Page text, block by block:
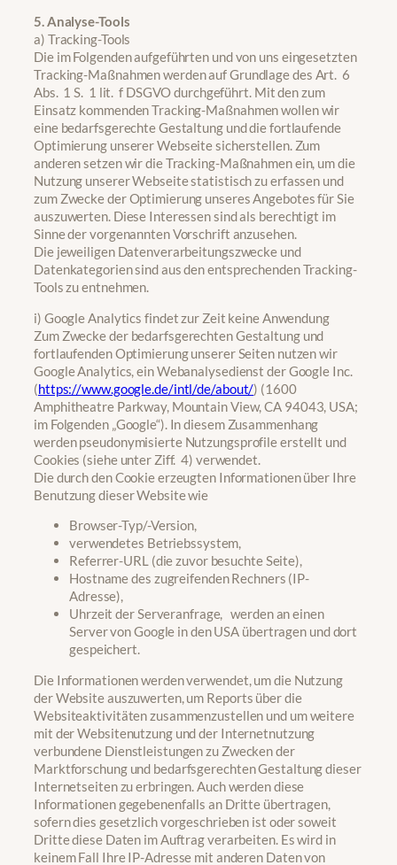
5. Analyse-Tools
a) Tracking-Tools
Die im Folgenden aufgeführten und von uns eingesetzten
Tracking-Maßnahmen werden auf Grundlage des Art. 6
Abs. 1 S. 1 lit. f DSGVO durchgeführt. Mit den zum
Einsatz kommenden Tracking-Maßnahmen wollen wir
eine bedarfsgerechte Gestaltung und die fortlaufende
Optimierung unserer Webseite sicherstellen. Zum
anderen setzen wir die Tracking-Maßnahmen ein, um die
Nutzung unserer Webseite statistisch zu erfassen und
zum Zwecke der Optimierung unseres Angebotes für Sie
auszuwerten. Diese Interessen sind als berechtigt im
Sinne der vorgenannten Vorschrift anzusehen.
Die jeweiligen Datenverarbeitungszwecke und
Datenkategorien sind aus den entsprechenden Tracking-
Tools zu entnehmen.
i) Google Analytics findet zur Zeit keine Anwendung
Zum Zwecke der bedarfsgerechten Gestaltung und
fortlaufenden Optimierung unserer Seiten nutzen wir
Google Analytics, ein Webanalysedienst der Google Inc.
(https://www.google.de/intl/de/about/) (1600
Amphitheatre Parkway, Mountain View, CA 94043, USA;
im Folgenden „Google“). In diesem Zusammenhang
werden pseudonymisierte Nutzungsprofile erstellt und
Cookies (siehe unter Ziff. 4) verwendet.
Die durch den Cookie erzeugten Informationen über Ihre
Benutzung dieser Website wie
Browser-Typ/-Version,
verwendetes Betriebssystem,
Referrer-URL (die zuvor besuchte Seite),
Hostname des zugreifenden Rechners (IP-
Adresse),
Uhrzeit der Serveranfrage, werden an einen
Server von Google in den USA übertragen und dort
gespeichert.
Die Informationen werden verwendet, um die Nutzung
der Website auszuwerten, um Reports über die
Websiteaktivitäten zusammenzustellen und um weitere
mit der Websitenutzung und der Internetnutzung
verbundene Dienstleistungen zu Zwecken der
Marktforschung und bedarfsgerechten Gestaltung dieser
Internetseiten zu erbringen. Auch werden diese
Informationen gegebenenfalls an Dritte übertragen,
sofern dies gesetzlich vorgeschrieben ist oder soweit
Dritte diese Daten im Auftrag verarbeiten. Es wird in
keinem Fall Ihre IP-Adresse mit anderen Daten von